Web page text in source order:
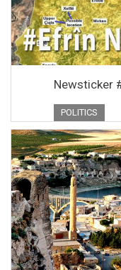
Newsticker
POLITICS